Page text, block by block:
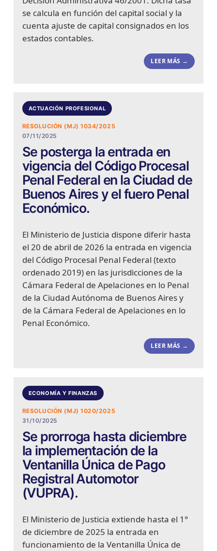
se calcula en función del capital social y la
cuenta ajuste de capital consignados en los
estados contables.
LEER MÁS →
ACTUACIÓN PROFESIONAL
RESOLUCIÓN (MJ) 1034/2025
07/11/2025
Se posterga la entrada en
vigencia del Código Procesal
Penal Federal en la Ciudad de
Buenos Aires y el fuero Penal
Económico.
El Ministerio de Justicia dispone diferir hasta
el 20 de abril de 2026 la entrada en vigencia
del Código Procesal Penal Federal (texto
ordenado 2019) en las jurisdicciones de la
Cámara Federal de Apelaciones en lo Penal
de la Ciudad Autónoma de Buenos Aires y
de la Cámara Federal de Apelaciones en lo
Penal Económico.
LEER MÁS →
ECONOMÍA Y FINANZAS
RESOLUCIÓN (MJ) 1020/2025
31/10/2025
Se prorroga hasta diciembre
la implementación de la
Ventanilla Única de Pago
Registral Automotor
(VUPRA).
El Ministerio de Justicia extiende hasta el 1°
de diciembre de 2025 la entrada en
funcionamiento de la Ventanilla Única de